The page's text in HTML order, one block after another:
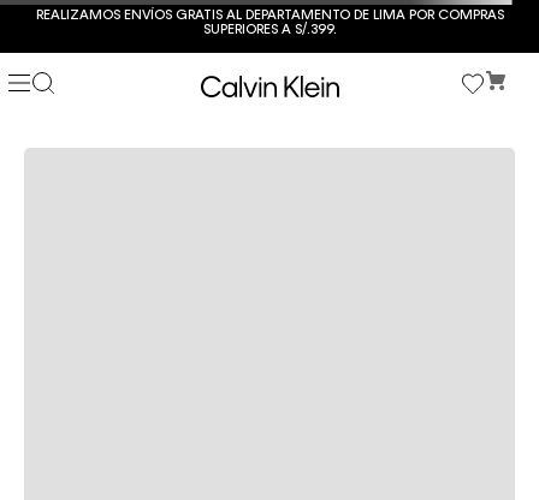
REALIZAMOS ENVÍOS GRATIS AL DEPARTAMENTO DE LIMA POR COMPRAS
SUPERIORES A S/.399.